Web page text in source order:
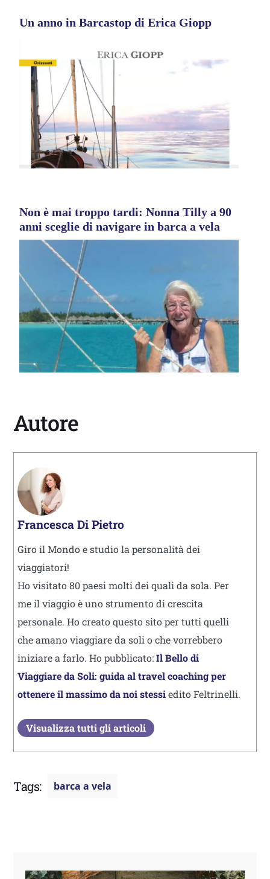
Un anno in Barcastop di Erica Giopp
Non è mai troppo tardi: Nonna Tilly a 90
anni sceglie di navigare in barca a vela
Autore
Francesca Di Pietro
Giro il Mondo e studio la personalità dei
viaggiatori!
Ho visitato 80 paesi molti dei quali da sola. Per
me il viaggio è uno strumento di crescita
personale. Ho creato questo sito per tutti quelli
che amano viaggiare da soli o che vorrebbero
iniziare a farlo. Ho pubblicato:Il Bello di
Viaggiare da Soli: guida al travel coaching per
ottenere il massimo da noi stessiedito Feltrinelli.
Visualizza tutti gli articoli
Tags: barca a vela